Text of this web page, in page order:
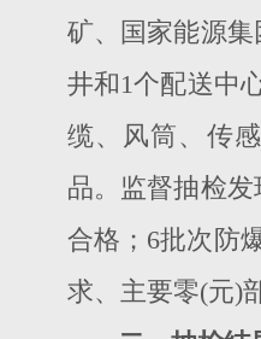
矿、国家能源
井和1个配送中
缆、风筒、传
品。监督抽检发
合格； 6批次防
求、主要零(元)